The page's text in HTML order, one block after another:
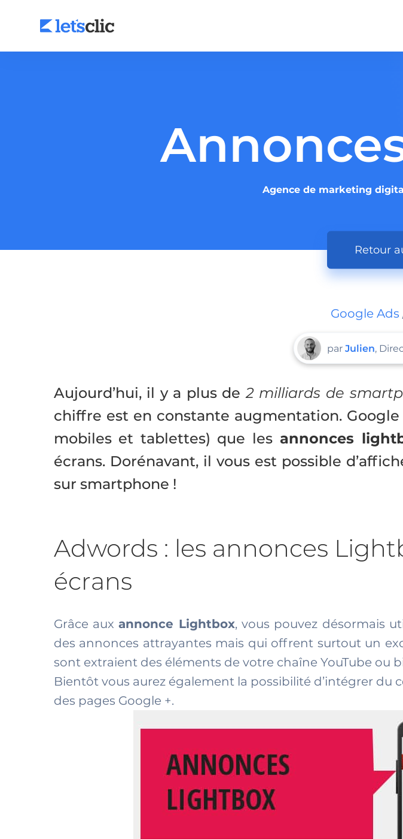
Agence Google Ads Formation SEO
Agence de marketing
Retour
Google Ads
par Julien,
Aujourd’hui, il y a plus de2 milliards de
chiffre est en constante augmentation.
mobiles et tablettes) que les annonces
écrans. Dorénavant, il vous est possible
sur smartphone !
Adwords : les annonces
écrans
Grâce auxannonce Lightbox, vous pouvez désormais
des annonces attrayantes mais qui offrent surtout un
sont extraient des éléments de votre chaîne YouTube ou
Bientôt vous aurez également la possibilité d’intégrer
des pages Google +.